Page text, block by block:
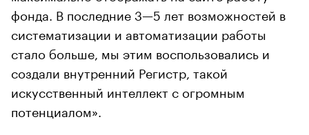
фонда. В последние 3—5 лет возможностей в
систематизации и автоматизации работы
стало больше, мы этим воспользовались и
создали внутренний Регистр, такой
искусственный интеллект с огромным
потенциалом».